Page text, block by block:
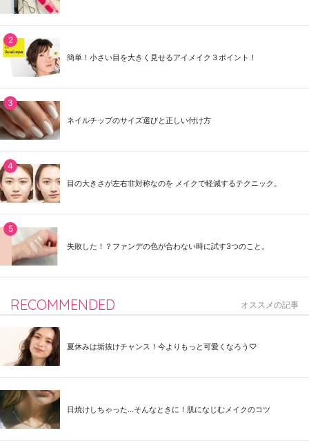
簡単！小さい目を大きく見せるアイメイク３ポイント！
ネイルチップのサイズ選びと正しい付け方
目の大きさが左右非対称なのを メイクで軽減するテクニック。
失敗した！？ファンデの色が合わない時に試す3つのこと。
RECOMMENDED オススメの記事
夏休みは垢抜けチャンス！今よりもっと可愛くなろう♡
日焼けしちゃった...そんなときに！肌になじむメイクのコツ